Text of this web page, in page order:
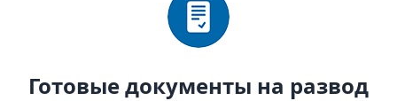
Готовые документы на развод